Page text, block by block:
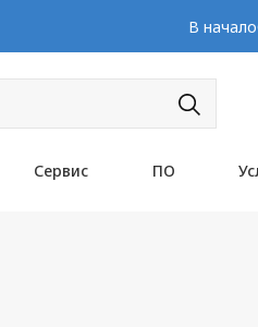
В начало
Сервис ПО